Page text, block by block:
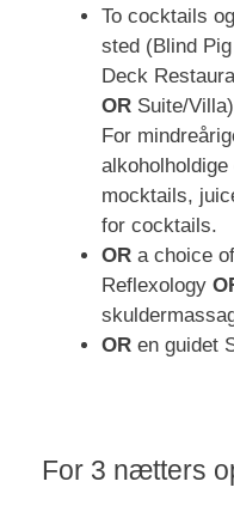
To cocktails
sted (Blind
Deck
OR Suite/
For
mocktails,
for cocktails.
OR a choice
Reflexology
OR en guidet
For 3 nætters